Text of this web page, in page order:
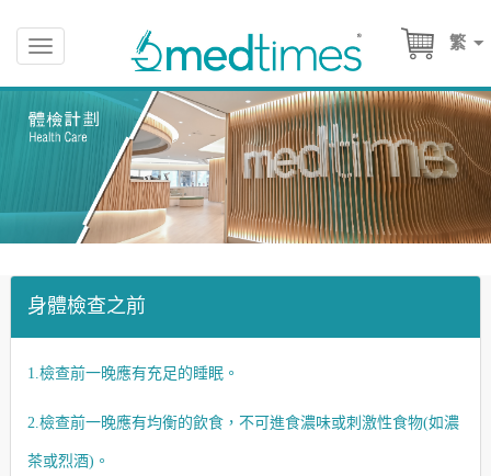
繁
Toggle
navigation
身體檢查之前
1.檢查前一晚應有充足的睡眠。
2.檢查前一晚應有均衡的飲食，不可進食濃味或刺激性食物(如濃
茶或烈酒)。